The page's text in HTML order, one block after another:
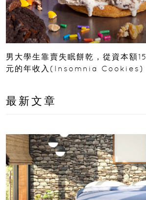
男大學生靠賣失眠餅乾，從資本額
元的年收入(Insomnia Cookies)
最新文章